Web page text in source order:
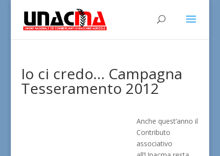
Io ci credo… Campagna
Tesseramento 2012
Anche quest’anno il
Contributo
associativo